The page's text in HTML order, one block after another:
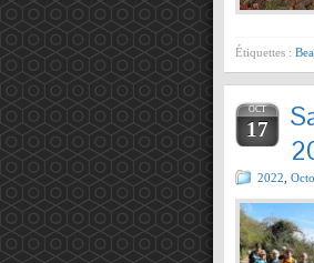
Étiquettes :
OCT
17
2022